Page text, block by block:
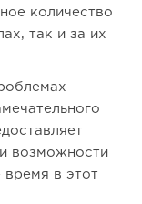
количество
так и за их
возможности
время в этот